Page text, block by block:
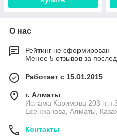
О нас
Рейтинг не сформирован
Менее 5 отзывов за
Работает с 15.01.2015
г. Алматы
Ислама Каримова 203
Есенжанова, Алматы,
Контакты